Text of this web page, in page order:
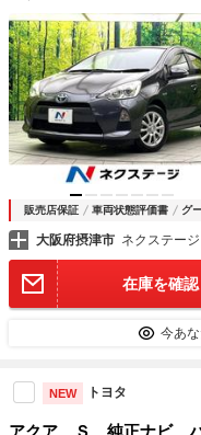
ートライト 電動格納ミ
ー
販売店保証 車両状態評価書 グ
大阪府摂津市 ネクステー
在庫を確
今あ
NEW トヨタ
アクア Ｓ 純正ナビ